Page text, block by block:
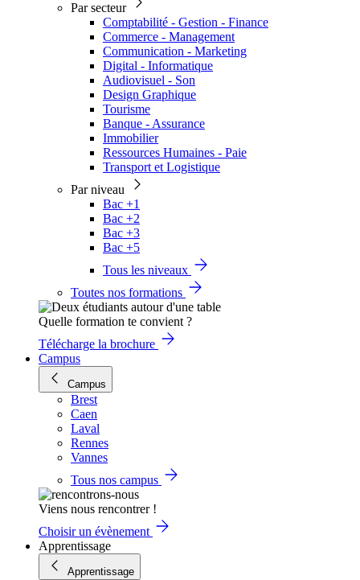
Par secteur
Comptabilité - Gestion - Finance
Commerce - Management
Communication - Marketing
Digital - Informatique
Audiovisuel - Son
Design Graphique
Tourisme
Banque - Assurance
Immobilier
Ressources Humaines - Paie
Transport et Logistique
Par niveau
Bac +1
Bac +2
Bac +3
Bac +5
Tous les niveaux
Toutes nos formations
Quelle formation te convient ?
Télécharge la brochure
Campus
Campus
Brest
Caen
Laval
Rennes
Vannes
Tous nos campus
Viens nous rencontrer !
Choisir un évènement
Apprentissage
Apprentissage